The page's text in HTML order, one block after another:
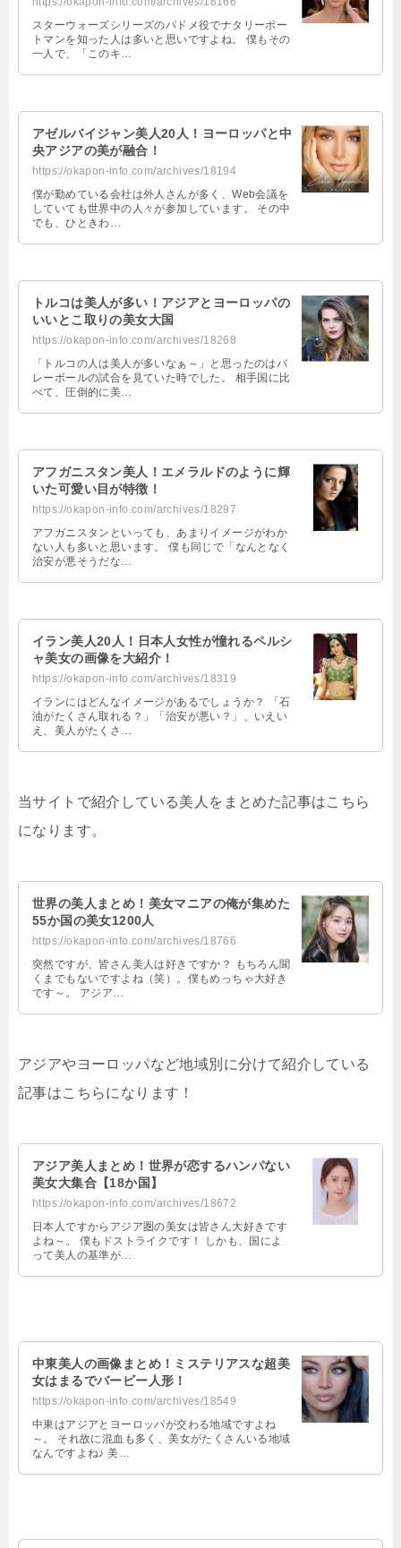
スターウォーズシリーズのパドメ役でナタリーポー
トマンを知った人は多いと思いですよね。 僕もその
一人で、「このキ…
‌アゼルバイジャン美人20人！ヨーロッパと中
央アジアの美が融合！
https://okapon-info.com/archives/18194
僕が勤めている会社は外人さんが多く、Web会議を
していても世界中の人々が参加しています。 その中
でも、ひときわ…
‌トルコは美人が多い！アジアとヨーロッパの
いいとこ取りの美女大国
https://okapon-info.com/archives/18268
「トルコの人は美人が多いなぁ～」と思ったのはバ
レーボールの試合を見ていた時でした。 相手国に比
べて、圧倒的に美…
アフガニスタン美人！エメラルドのように輝
いた可愛い目が特徴！
https://okapon-info.com/archives/18297
アフガニスタンといっても、あまりイメージがわか
ない人も多いと思います。 僕も同じで「なんとなく
治安が悪そうだな…
イラン美人20人！日本人女性が憧れるペルシ
ャ美女の画像を大紹介！
https://okapon-info.com/archives/18319
イランにはどんなイメージがあるでしょうか？ 「石
油がたくさん取れる？」「治安が悪い？」、いえい
え、美人がたくさ…
当サイトで紹介している美人をまとめた記事はこちら
になります。
世界の美人まとめ！美女マニアの俺が集めた
55か国の美女1200人
https://okapon-info.com/archives/18766
突然ですが、皆さん美人は好きですか？ もちろん聞
くまでもないですよね（笑）。僕もめっちゃ大好き
です～。 アジア…
アジアやヨーロッパなど地域別に分けて紹介している
記事はこちらになります！
アジア美人まとめ！世界が恋するハンパない
美女大集合【18か国】
https://okapon-info.com/archives/18672
日本人ですからアジア圏の美女は皆さん大好きです
よね～。 僕もドストライクです！ しかも、国によ
って美人の基準が…
中東美人の画像まとめ！ミステリアスな超美
女はまるでバービー人形！
https://okapon-info.com/archives/18549
中東はアジアとヨーロッパが交わる地域ですよね
～。 それ故に混血も多く、美女がたくさんいる地域
なんですよね♪ 美…